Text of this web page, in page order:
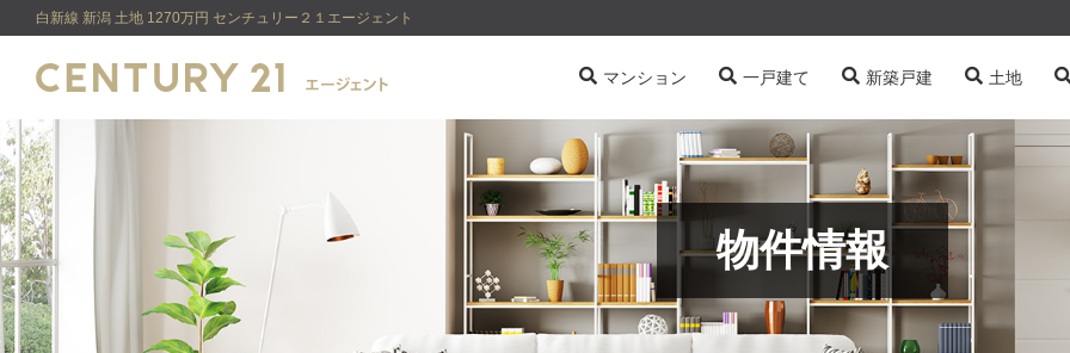
白新線 新潟 土地 1270万円 センチュリー２１エージェント
マンション 一戸建て 新築戸建 土地
物件情報